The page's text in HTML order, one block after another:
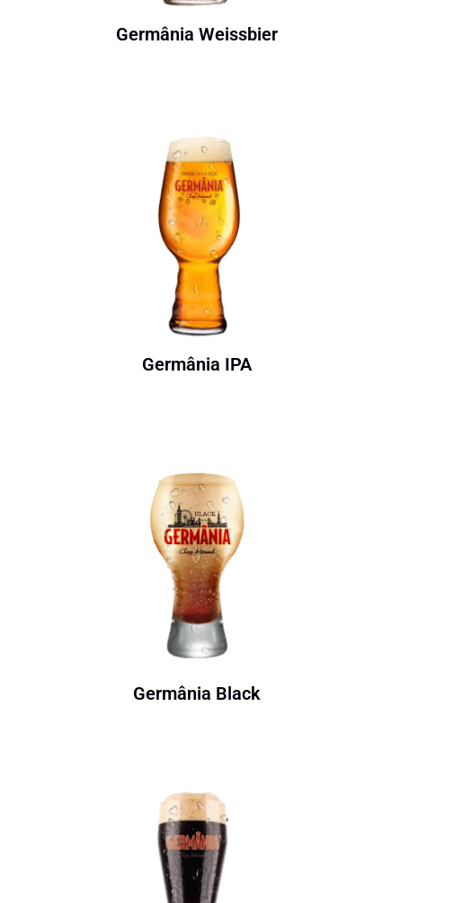
Germânia Weissbier
Germânia IPA
Germânia Black